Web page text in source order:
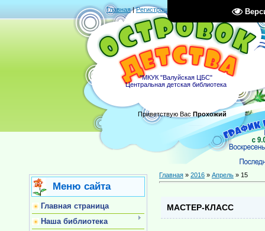
Главная|Регистрация
"МКУК "Валуйская ЦБС"
Центральная детская библиотека
Приветствую Вас Прохожий
Меню сайта
Главная страница
Наша библиотека
Главная » 2016 » Апрель » 15
МАСТЕР-КЛАСС